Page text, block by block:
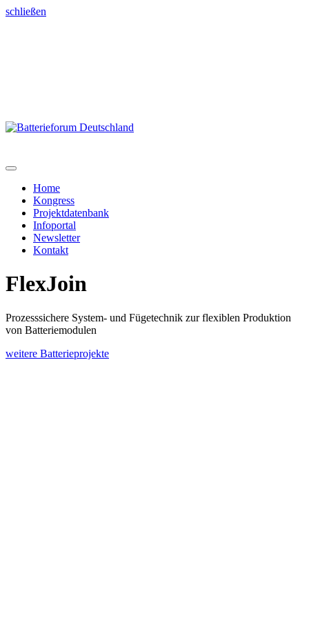
schließen
Home
Kongress
Projektdatenbank
Infoportal
Newsletter
Kontakt
FlexJoin
Prozesssichere System- und Fügetechnik zur flexiblen Produktion
von Batteriemodulen
weitere Batterieprojekte